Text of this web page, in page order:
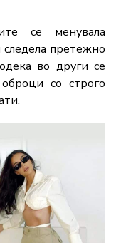
се менувала
претежно
во други се
со строго